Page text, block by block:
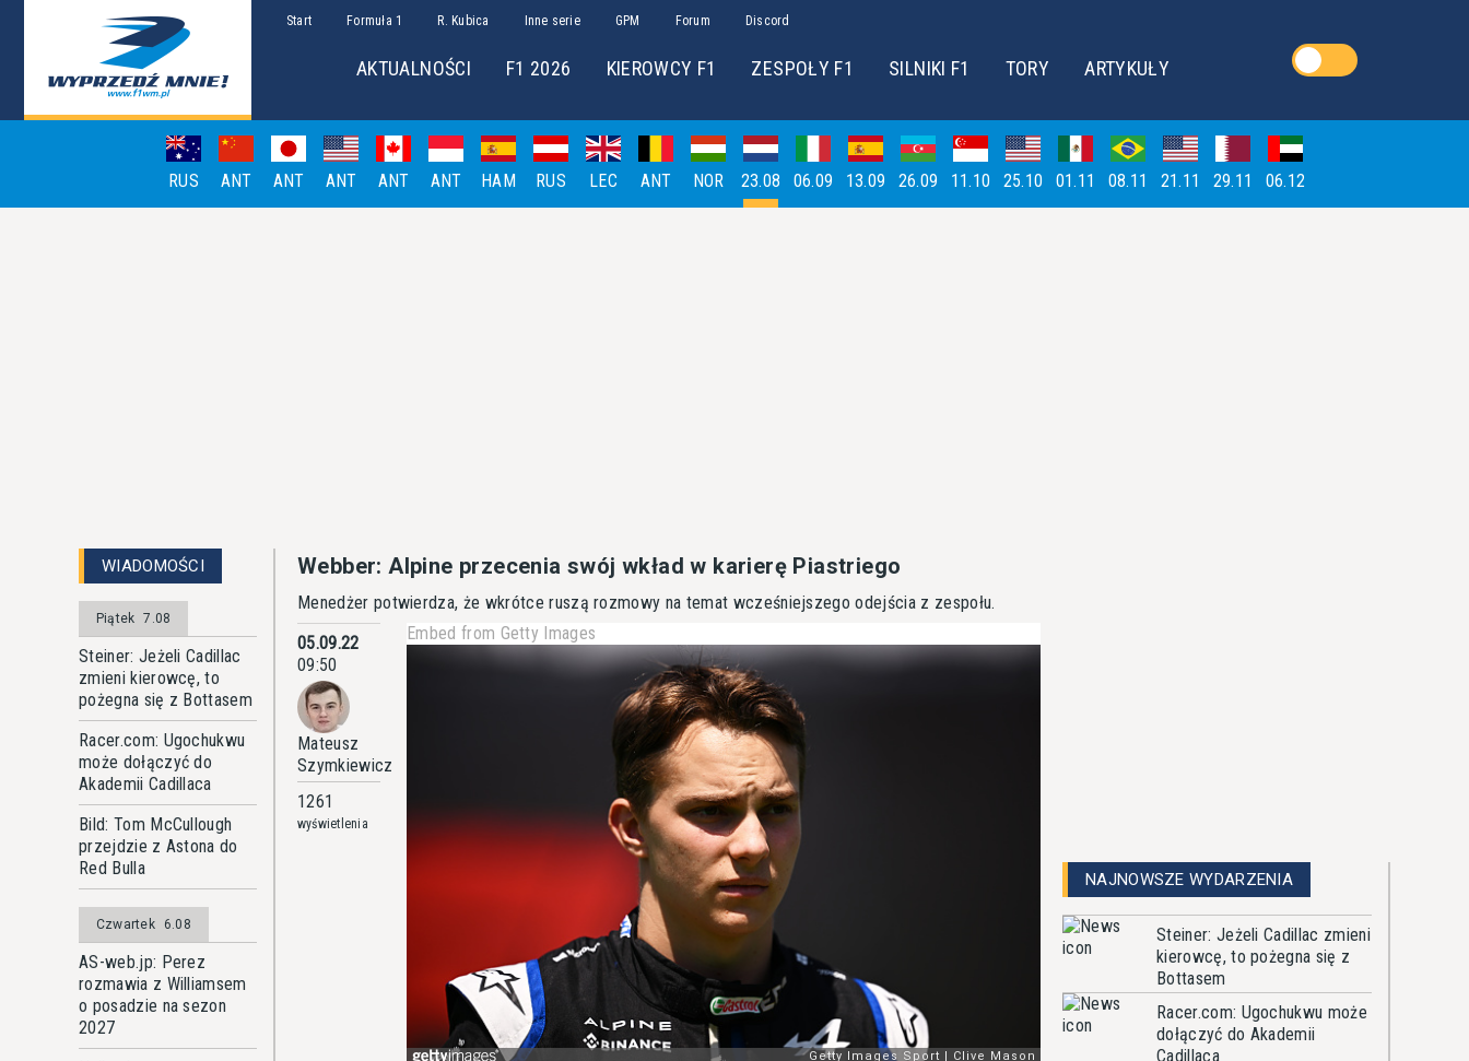
Start Formuła 1 R. Kubica Inne serie GPM Forum Discord
AKTUALNOŚCI F1 2026 KIEROWCY F1 ZESPOŁY F1 SILNIKI F1 TORY ARTYKUŁY
RUS ANT ANT ANT ANT ANT HAM RUS LEC ANT NOR 23.08 06.09 13.09 26.09 11.10 25.10 01.11 08.11 21.11 29.11 06.12
WIADOMOŚCI
Piątek 7.08
Steiner: Jeżeli Cadillac
zmieni kierowcę, to
pożegna się z Bottasem
Racer.com: Ugochukwu
może dołączyć do
Akademii Cadillaca
Bild: Tom McCullough
przejdzie z Astona do
Red Bulla
Czwartek 6.08
AS-web.jp: Perez
rozmawia z Williamsem
o posadzie na sezon
2027
Webber: Alpine przecenia swój wkład w karierę Piastriego
Menedżer potwierdza, że wkrótce ruszą rozmowy na temat wcześniejszego odejścia z zespołu.
05.09.22
09:50
Mateusz
Szymkiewicz
1261
wyświetlenia
Embed from Getty Images
NAJNOWSZE WYDARZENIA
Steiner: Jeżeli Cadillac zmieni
kierowcę, to pożegna się z
Bottasem
Racer.com: Ugochukwu może
dołączyć do Akademii
Cadillaca